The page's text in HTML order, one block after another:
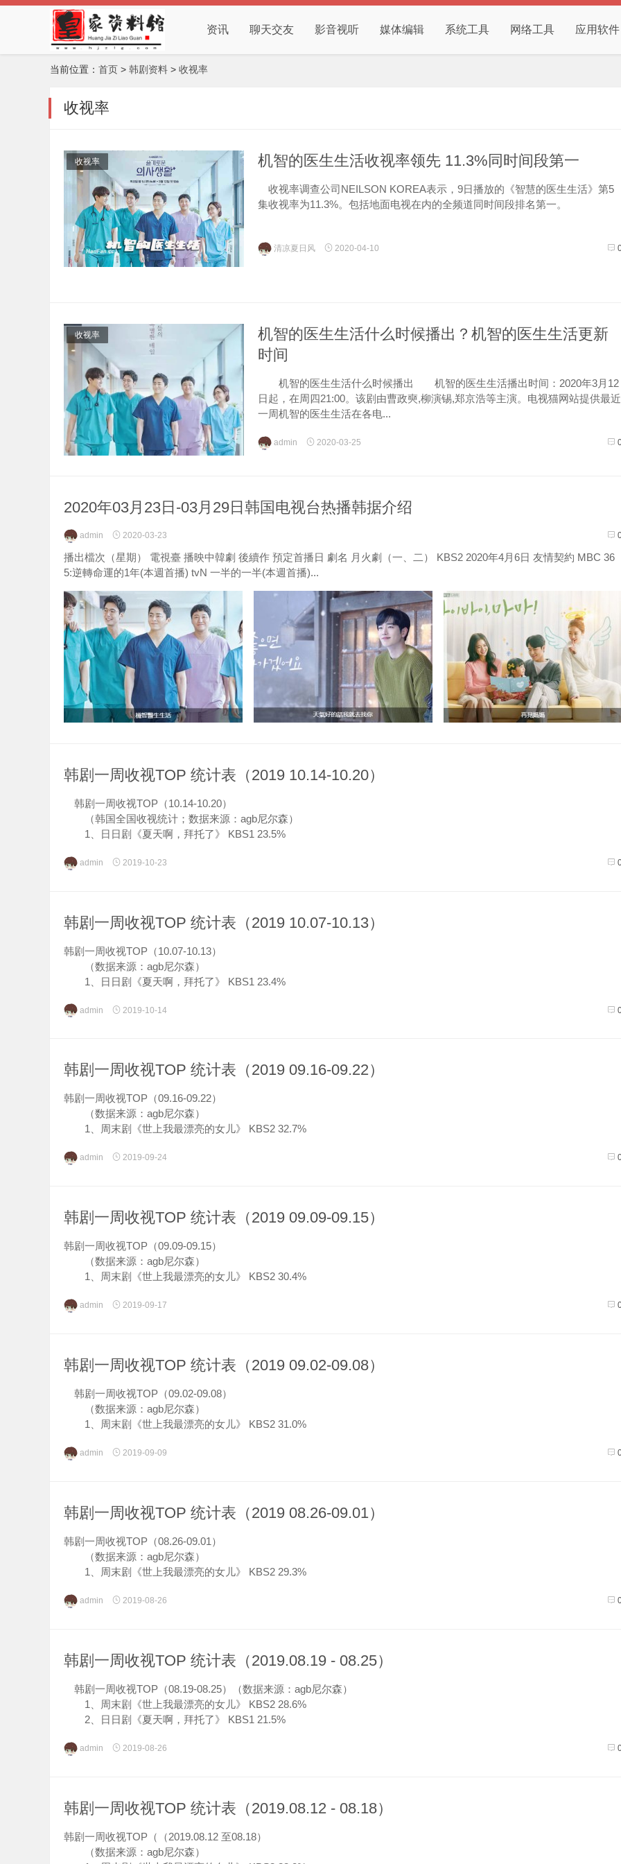
资讯 聊天交友 影音视听 媒体编辑 系统工具 网络工具 应用软件
当前位置： 首页 > 韩剧资料 > 收视率
收视率
机智的医生生活收视率领先 11.3%同时间段第一
收视率
收视率调查公司NEILSON KOREA表示，9日播放的《智慧的医生生活》第5
集收视率为11.3%。包括地面电视在内的全频道同时间段排名第一。
发。2、3次、4次分别记录7.8%、8.6%、9.8%。...
清凉夏日风 2020-04-10
机智的医生生活什么时候播出？机智的医生生活更新
时间
收视率
机智的医生生活什么时候播出 机智的医生生活播出时间：2020年3月12
日起，在周四21:00。该剧由曹政奭,柳演锡,郑京浩等主演。电视猫网站提供最近
一周机智的医生生活在各电...
admin 2020-03-25
2020年03月23日-03月29日韩国电视台热播韩据介绍
admin 2020-03-23
播出檔次（星期） 電視臺 播映中韓劇 後續作 預定首播日 劇名 月火劇（一、二） KBS2 2020年4月6日 友情契約 MBC 36
5:逆轉命運的1年(本週首播) tvN 一半的一半(本週首播)...
韩剧一周收视TOP 统计表（2019 10.14-10.20）
韩剧一周收视TOP（10.14-10.20）
（韩国全国收视统计；数据来源：agb尼尔森）
1、日日剧《夏天啊，拜托了》 KBS1 23.5%
3...
admin 2019-10-23
韩剧一周收视TOP 统计表（2019 10.07-10.13）
韩剧一周收视TOP（10.07-10.13）
（数据来源：agb尼尔森）
1、日日剧《夏天啊，拜托了》 KBS1 23.4%
3、日日剧《太阳的季...
admin 2019-10-14
韩剧一周收视TOP 统计表（2019 09.16-09.22）
韩剧一周收视TOP（09.16-09.22）
（数据来源：agb尼尔森）
1、周末剧《世上我最漂亮的女儿》 KBS2 32.7%
3、日日剧《太阳的季...
admin 2019-09-24
韩剧一周收视TOP 统计表（2019 09.09-09.15）
韩剧一周收视TOP（09.09-09.15）
（数据来源：agb尼尔森）
1、周末剧《世上我最漂亮的女儿》 KBS2 30.4%
3、日日剧《太阳的季...
admin 2019-09-17
韩剧一周收视TOP 统计表（2019 09.02-09.08）
韩剧一周收视TOP（09.02-09.08）
（数据来源：agb尼尔森）
1、周末剧《世上我最漂亮的女儿》 KBS2 31.0%
3、日日剧《太阳的...
admin 2019-09-09
韩剧一周收视TOP 统计表（2019 08.26-09.01）
韩剧一周收视TOP（08.26-09.01）
（数据来源：agb尼尔森）
1、周末剧《世上我最漂亮的女儿》 KBS2 29.3%
3、日日剧《太阳的季...
admin 2019-08-26
韩剧一周收视TOP 统计表（2019.08.19 - 08.25）
韩剧一周收视TOP（08.19-08.25）（数据来源：agb尼尔森）
1、周末剧《世上我最漂亮的女儿》 KBS2 28.6%
2、日日剧《夏天啊，拜托了》 KBS1 21.5%
admin 2019-08-26
韩剧一周收视TOP 统计表（2019.08.12 - 08.18）
韩剧一周收视TOP（（2019.08.12 至08.18）
（数据来源：agb尼尔森）